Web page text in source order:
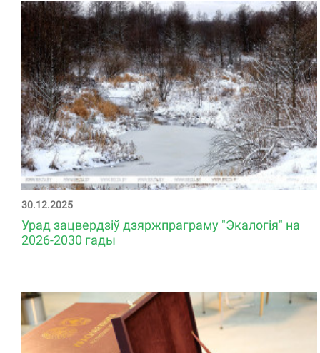
30.12.2025
Урад зацвердзіў дзяржпраграму "Экалогія" на
2026-2030 гады